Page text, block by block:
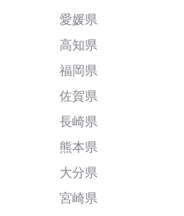
愛媛県
高知県
福岡県
佐賀県
長崎県
熊本県
大分県
宮崎県